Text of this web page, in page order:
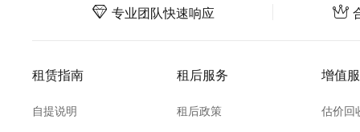
专业团队快速响应
租赁指南
自提说明
租后服务
租后政策
增值
估价回